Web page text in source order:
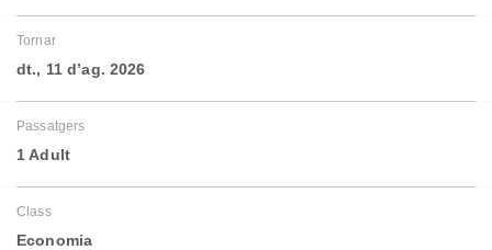
Tornar
dt., 11 d’ag. 2026
Passatgers
1 Adult
Class
Economia